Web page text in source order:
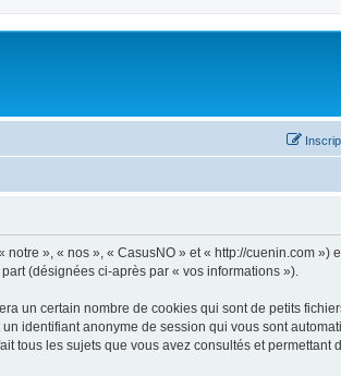
», « nos », « CasusNO » et « http://cuenin.com »)
(désignées ci-après par « vos informations »).
un certain nombre de cookies qui sont de petits
identifiant anonyme de session qui vous sont
tous les sujets que vous avez consultés et permettant